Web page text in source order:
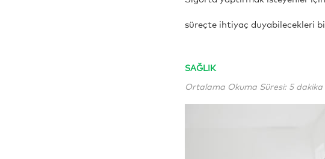
süreçte ihtiyaç duyabilecekleri
SAĞLIK
Ortalama Okuma Süresi: 5 dakika